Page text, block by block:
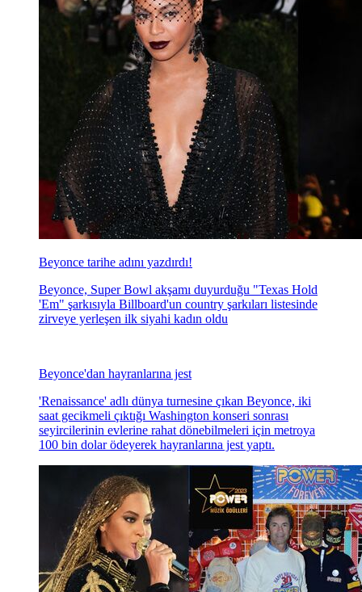
Beyonce tarihe adını yazdırdı!
Beyonce, Super Bowl akşamı duyurduğu "Texas Hold
'Em" şarkısıyla Billboard'un country şarkıları listesinde
zirveye yerleşen ilk siyahi kadın oldu
Beyonce'dan hayranlarına jest
'Renaissance' adlı dünya turnesine çıkan Beyonce, iki
saat gecikmeli çıktığı Washington konseri sonrası
seyircilerinin evlerine rahat dönebilmeleri için metroya
100 bin dolar ödeyerek hayranlarına jest yaptı.